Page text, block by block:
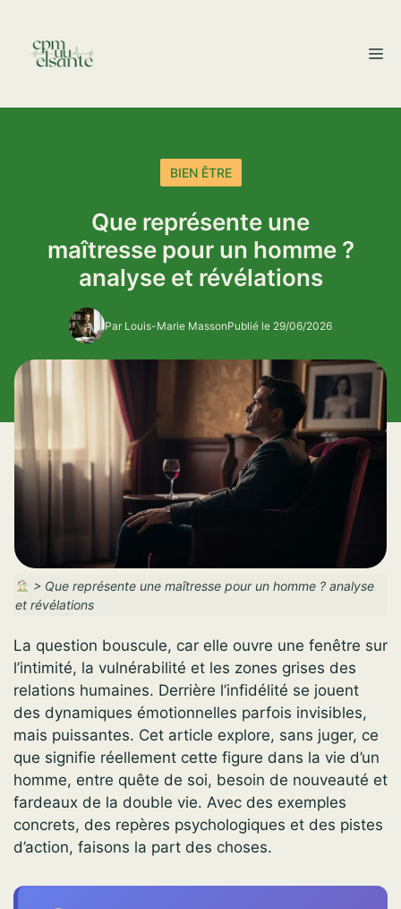
contenu
BIEN ÊTRE
Que représente une
maîtresse pour un homme ?
analyse et révélations
Par Louis-Marie MassonPublié le 29/06/2026
> Que représente une maîtresse pour un homme ? analyse
et révélations
La question bouscule, car elle ouvre une fenêtre sur
l’intimité, la vulnérabilité et les zones grises des
relations humaines. Derrière l’infidélité se jouent
des dynamiques émotionnelles parfois invisibles,
mais puissantes. Cet article explore, sans juger, ce
que signifie réellement cette figure dans la vie d’un
homme, entre quête de soi, besoin de nouveauté et
fardeaux de la double vie. Avec des exemples
concrets, des repères psychologiques et des pistes
d’action, faisons la part des choses.